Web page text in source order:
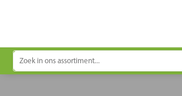
Zoeken
naar: